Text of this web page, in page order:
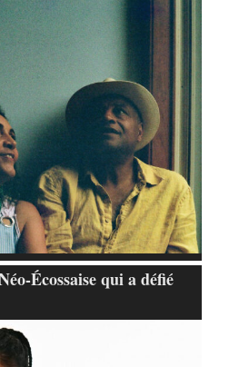
Écossaise qui a défié